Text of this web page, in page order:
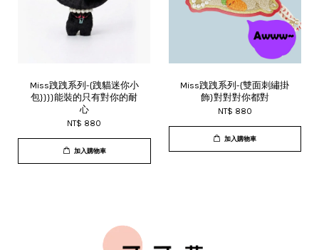
Miss跩跩系列-{跩貓迷你小
包}}}}能裝的只有對你的耐
心
NT$ 880
加入購物車
Miss跩跩系列-{雙面刺繡掛
飾}對對對你都對
NT$ 880
加入購物車